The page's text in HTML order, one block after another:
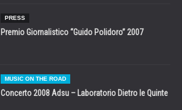
PRESS
Premio Giornalistico “Guido Polidoro” 2007
MUSIC ON THE ROAD
Concerto 2008 Adsu – Laboratorio Dietro le Quinte